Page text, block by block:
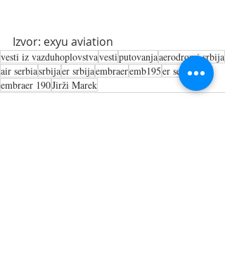
Izvor: exyu aviation
vesti iz vazduhoplovstvavestiputovanjaaerodromi srbija
air serbiasrbijaer srbijaembraeremb195er serbia
embraer 190Jirži Marek